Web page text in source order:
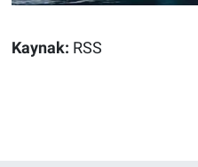
Kaynak: RSS